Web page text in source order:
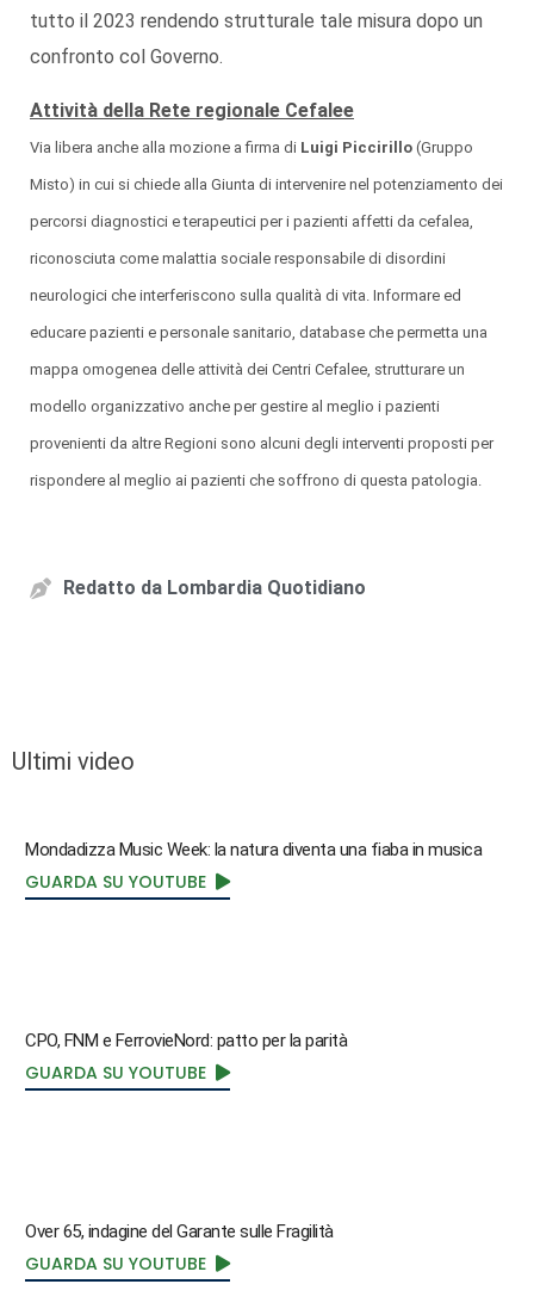
tutto il 2023 rendendo strutturale tale misura dopo un
confronto col Governo.
Attività della Rete regionale Cefalee
Via libera anche alla mozione a firma di Luigi Piccirillo (Gruppo
Misto) in cui si chiede alla Giunta di intervenire nel potenziamento dei
percorsi diagnostici e terapeutici per i pazienti affetti da cefalea,
riconosciuta come malattia sociale responsabile di disordini
neurologici che interferiscono sulla qualità di vita. Informare ed
educare pazienti e personale sanitario, database che permetta una
mappa omogenea delle attività dei Centri Cefalee, strutturare un
modello organizzativo anche per gestire al meglio i pazienti
provenienti da altre Regioni sono alcuni degli interventi proposti per
rispondere al meglio ai pazienti che soffrono di questa patologia.
Redatto da Lombardia Quotidiano
Ultimi video
Mondadizza Music Week: la natura diventa una fiaba in musica
GUARDA SU YOUTUBE
CPO, FNM e FerrovieNord: patto per la parità
GUARDA SU YOUTUBE
Over 65, indagine del Garante sulle Fragilità
GUARDA SU YOUTUBE